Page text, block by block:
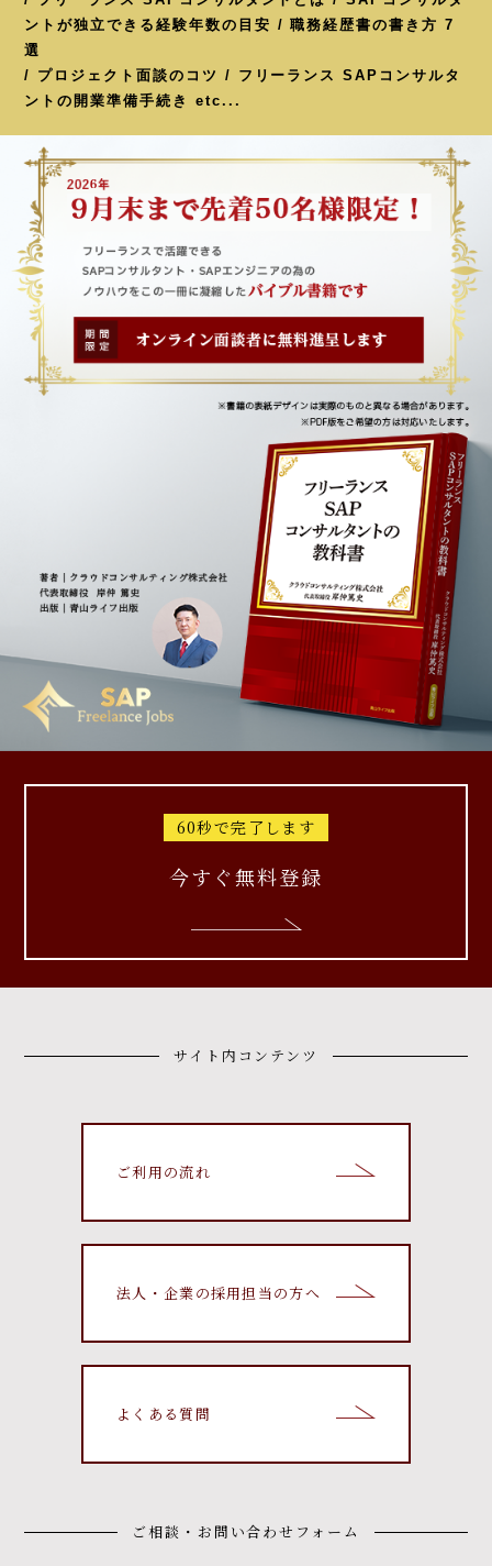
ントが独立できる経験年数の目安 / 職務経歴書の書き方 7
選
/ プロジェクト面談のコツ / フリーランス SAPコンサルタ
ントの開業準備手続き etc...
60秒で完了します
今すぐ無料登録
サイト内コンテンツ
ご利用の流れ
法人・企業の採用担当の方へ
よくある質問
ご相談・お問い合わせフォーム